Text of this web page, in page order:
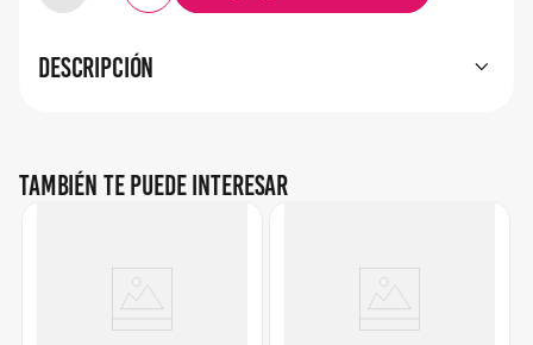
Descripción
También te puede interesar